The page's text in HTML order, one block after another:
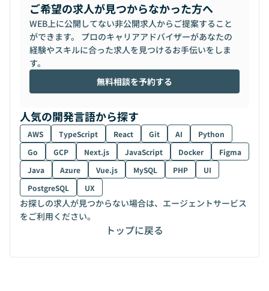
ご希望の求人が見つからなかった方へ
WEB上に公開してない非公開求人からご提案すること
ができます。 プロのキャリアアドバイザーがあなたの
経験やスキルに合った求人を見つけるお手伝いをしま
す。
無料相談を予約する
人気の開発言語から探す
AWS TypeScript React Git AI
Python
Go
GCP Next.js JavaScript Docker
Figma
Java
Azure Vue.js MySQL PHP
UI
PostgreSQL
UX
お探しの求人が見つからない場合は、エージェントサービス
をご利用ください。
トップに戻る